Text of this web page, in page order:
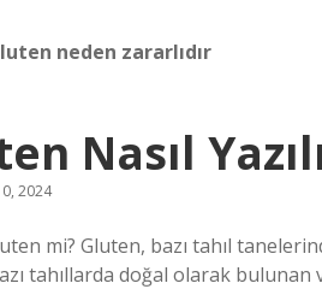
neden zararlıdır
Nasıl
2024
mi? Gluten, bazı tahıl
tahıllarda doğal olarak bulunan